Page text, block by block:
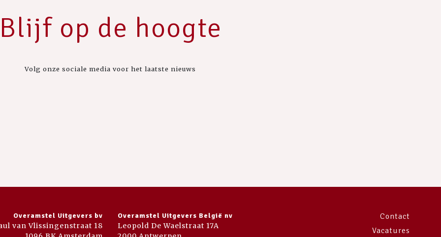
Blijf op de hoogte
Volg onze sociale media voor het laatste nieuws
Overamstel Uitgevers bv
van Vlissingenstraat 18
Overamstel Uitgevers België nv
Leopold De Waelstraat 17A
Contact
Vacatures